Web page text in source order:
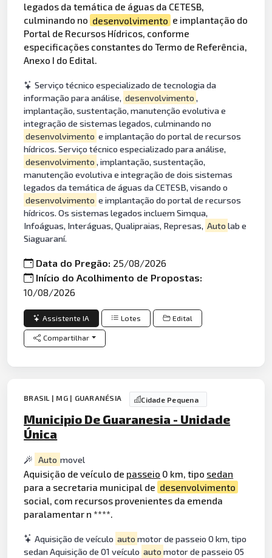
legados da temática de águas da CETESB,
culminando no desenvolvimento e implantação do
Portal de Recursos Hídricos, conforme
especificações constantes do Termo de Referência,
Anexo I do Edital.
Serviço técnico especializado de tecnologia da
informação para análise, desenvolvimento ,
implantação, sustentação, manutenção evolutiva e
integração de sistemas legados, culminando no
desenvolvimento e implantação do portal de recursos
hídricos. Serviço técnico especializado para análise,
desenvolvimento , implantação, sustentação,
manutenção evolutiva e integração de dois sistemas
legados da temática de águas da CETESB, visando o
desenvolvimento e implantação do portal de recursos
hídricos. Os sistemas legados incluem Simqua,
Infoáguas, Interáguas, Qualipraias, Represas, Auto lab e
Siaguaraní.
Data do Pregão: 25/08/2026
Início do Acolhimento de Propostas:
10/08/2026
Assistente IA Lotes Edital
Compartilhar
BRASIL | MG | GUARANÉSIA Cidade Pequena
Municipio De Guaranesia - Unidade
Única
Auto movel
Aquisição de veículo de passeio 0 km, tipo sedan
para a secretaria municipal de desenvolvimento
social, com recursos provenientes da emenda
paralamentar n ****.
Aquisição de veículo auto motor de passeio 0 km, tipo
sedan Aquisição de 01 veículo auto motor de passeio 05